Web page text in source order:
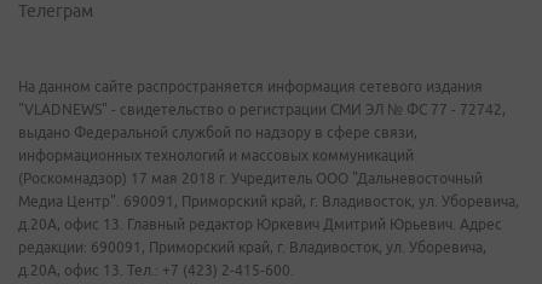
Телеграм
На данном сайте распространяется информация сетевого издания
"VLADNEWS" - свидетельство о регистрации СМИ ЭЛ № ФС 77 - 72742,
выдано Федеральной службой по надзору в сфере связи,
информационных технологий и массовых коммуникаций
(Роскомнадзор) 17 мая 2018 г. Учредитель ООО "Дальневосточный
Медиа Центр". 690091, Приморский край, г. Владивосток, ул. Уборевича,
д.20А, офис 13. Главный редактор Юркевич Дмитрий Юрьевич. Адрес
редакции: 690091, Приморский край, г. Владивосток, ул. Уборевича,
д.20А, офис 13. Тел.: +7 (423) 2-415-600.